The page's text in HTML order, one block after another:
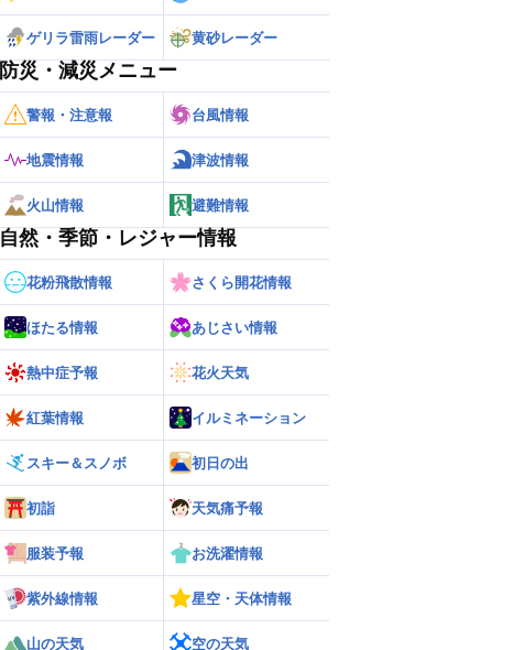
ゲリラ雷雨レーダー 黄砂レーダー
防災・減災メニュー
警報・注意報 台風情報
地震情報 津波情報
火山情報 避難情報
自然・季節・レジャー情報
花粉飛散情報 さくら開花情報
ほたる情報 あじさい情報
熱中症予報 花火天気
紅葉情報 イルミネーション
スキー＆スノボ 初日の出
初詣 天気痛予報
服装予報 お洗濯情報
紫外線情報 星空・天体情報
山の天気 空の天気